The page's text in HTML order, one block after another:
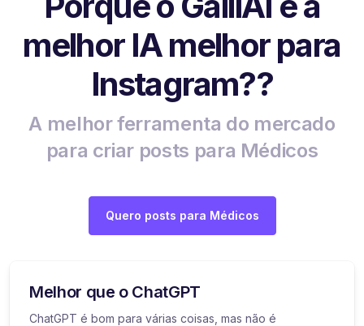
melhor IA melhor para
Instagram??
A melhor ferramenta do mercado
para criar posts para Médicos
Quero posts para Médicos
Melhor que o ChatGPT
ChatGPT é bom para várias coisas, mas não é